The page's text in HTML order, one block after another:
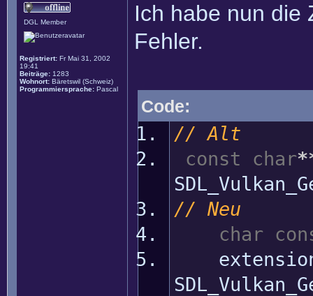
DGL Member
Registriert: Fr Mai 31, 2002
19:41
Beiträge: 1283
Wohnort: Bäretswil (Schweiz)
Programmiersprache: Pascal
Ich habe nun die
Fehler.
Code:
// Alt
const
char
// Neu
char